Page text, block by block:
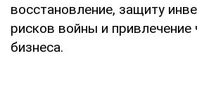
восстановление, защиту
рисков войны и привлечение
бизнеса.